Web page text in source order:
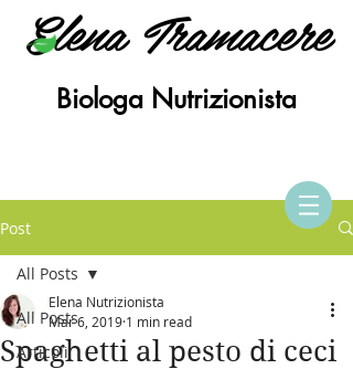
Elena Tramacere
Biologa Nutrizionista
Post
All Posts
Articoli
All Posts
Spaghetti al pesto di ceci
Elena Nutrizionista
Mar 6, 2019 1 min read